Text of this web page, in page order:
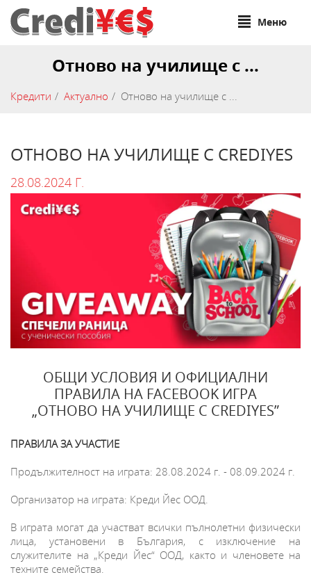
Меню
Отново на училище с ...
Кредити Актуално Отново на училище с ...
ОТНОВО НА УЧИЛИЩЕ С CREDIYES
28.08.2024 Г.
ОБЩИ УСЛОВИЯ И ОФИЦИАЛНИ
ПРАВИЛА НА FACEBOOK ИГРА
„ОТНОВО НА УЧИЛИЩЕ С CREDIYES”
ПРАВИЛА ЗА УЧАСТИЕ
Продължителност на играта: 28.08.2024 г. - 08.09.2024 г.
Организатор на играта: Креди Йес ООД.
В играта могат да участват всички пълнолетни физически
лица, установени в България, с изключение на
служителите на „Креди Йес“ ООД, както и членовете на
техните семейства.